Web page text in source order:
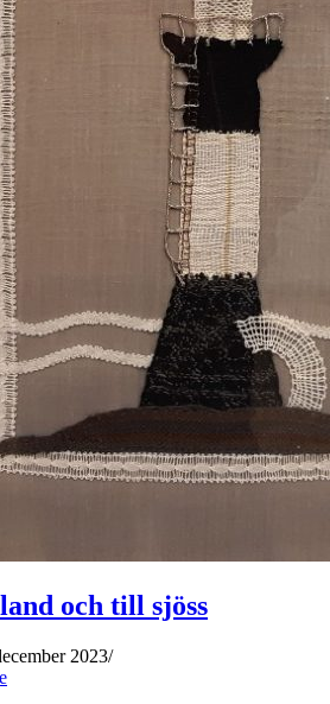
och till sjöss
2023